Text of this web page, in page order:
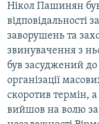
Нікол Пашинян
відповідальності
заворушень та
звинувачення з
був засуджений
організації
скоротив термін,
вийшов на волю за